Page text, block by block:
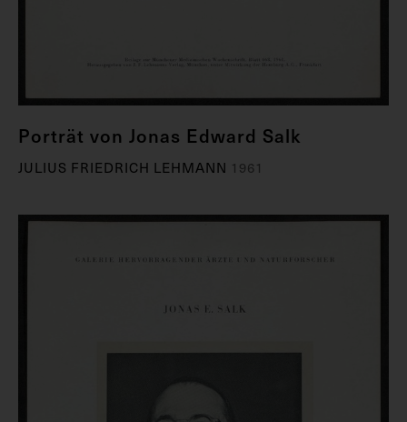
Porträt von Jonas Edward Salk
JULIUS FRIEDRICH LEHMANN 1961